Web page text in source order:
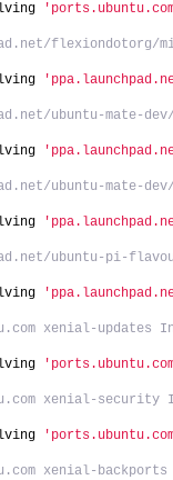
flexiondotorg/
ubuntu-mate-
ubuntu-mate-
ubuntu-pi-
xenial-updates
xenial-security
xenial-backports